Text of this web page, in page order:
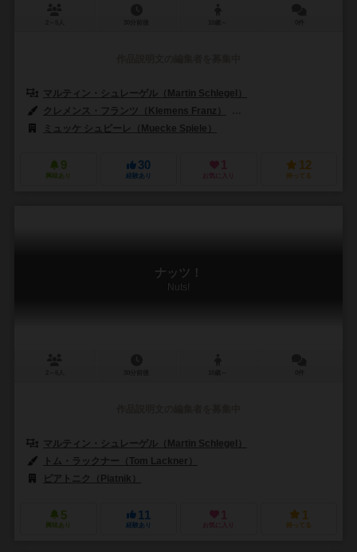
マルティン・シュレーゲル（Martin Schlegel）
クレメンス・フランツ（Klemens Franz）
ミュッケ シュピーレ（Muecke Spiele）
9
興味あり
30
経験あり
1
お気に入り
12
持ってる
ナッツ！
Nuts!
マルティン・シュレーゲル（Martin Schlegel）
トム・ラックナー（Tom Lackner）
ピアトニク（Piatnik）
5
興味あり
11
経験あり
1
お気に入り
1
持ってる